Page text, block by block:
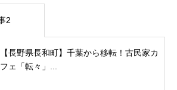
2
【長野県長和町】千葉から移転！古民家カ
フェ「転々」...